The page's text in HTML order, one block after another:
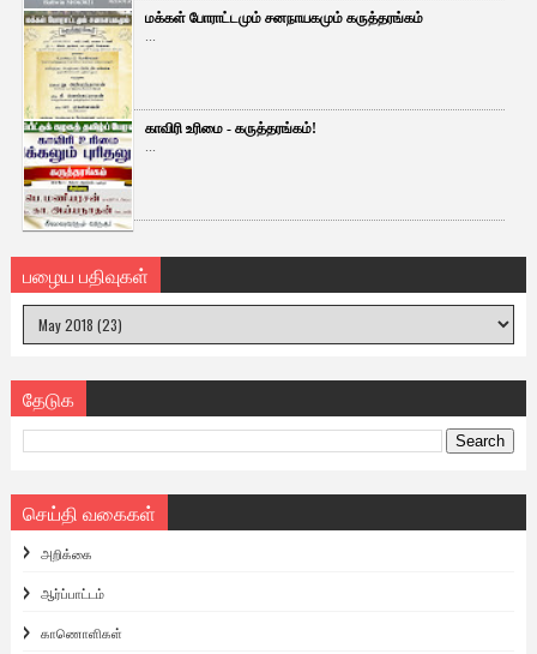
மக்கள் போராட்டமும் சனநாயகமும் கருத்தரங்கம்
...
காவிரி உரிமை - கருத்தரங்கம்!
...
பழைய பதிவுகள்
தேடுக
செய்தி வகைகள்
அறிக்கை
ஆர்ப்பாட்டம்
காணொளிகள்